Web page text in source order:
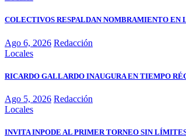
COLECTIVOS RESPALDAN NOMBRAMIENTO EN
Ago 6, 2026 Redacción
Locales
RICARDO GALLARDO INAUGURA EN TIEMPO
Ago 5, 2026 Redacción
Locales
INVITA INPODE AL PRIMER TORNEO SIN